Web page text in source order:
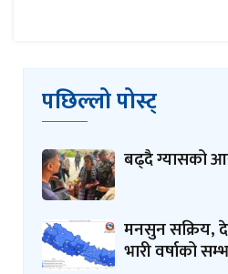
पछिल्लो पोस्ट्
बढ्दै ग्यासको
मनसुन सक्रिय,
भारी वर्षाको